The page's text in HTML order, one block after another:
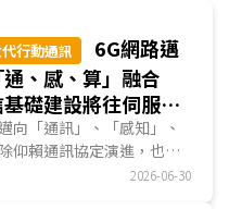
行動通訊
6G網路邁
通、感、算」融合
礎建設將往伺服器
向「通訊」、「感知」、
仰賴通訊協定演進，也需
上的技術突破。次太赫茲頻
2026-06-30